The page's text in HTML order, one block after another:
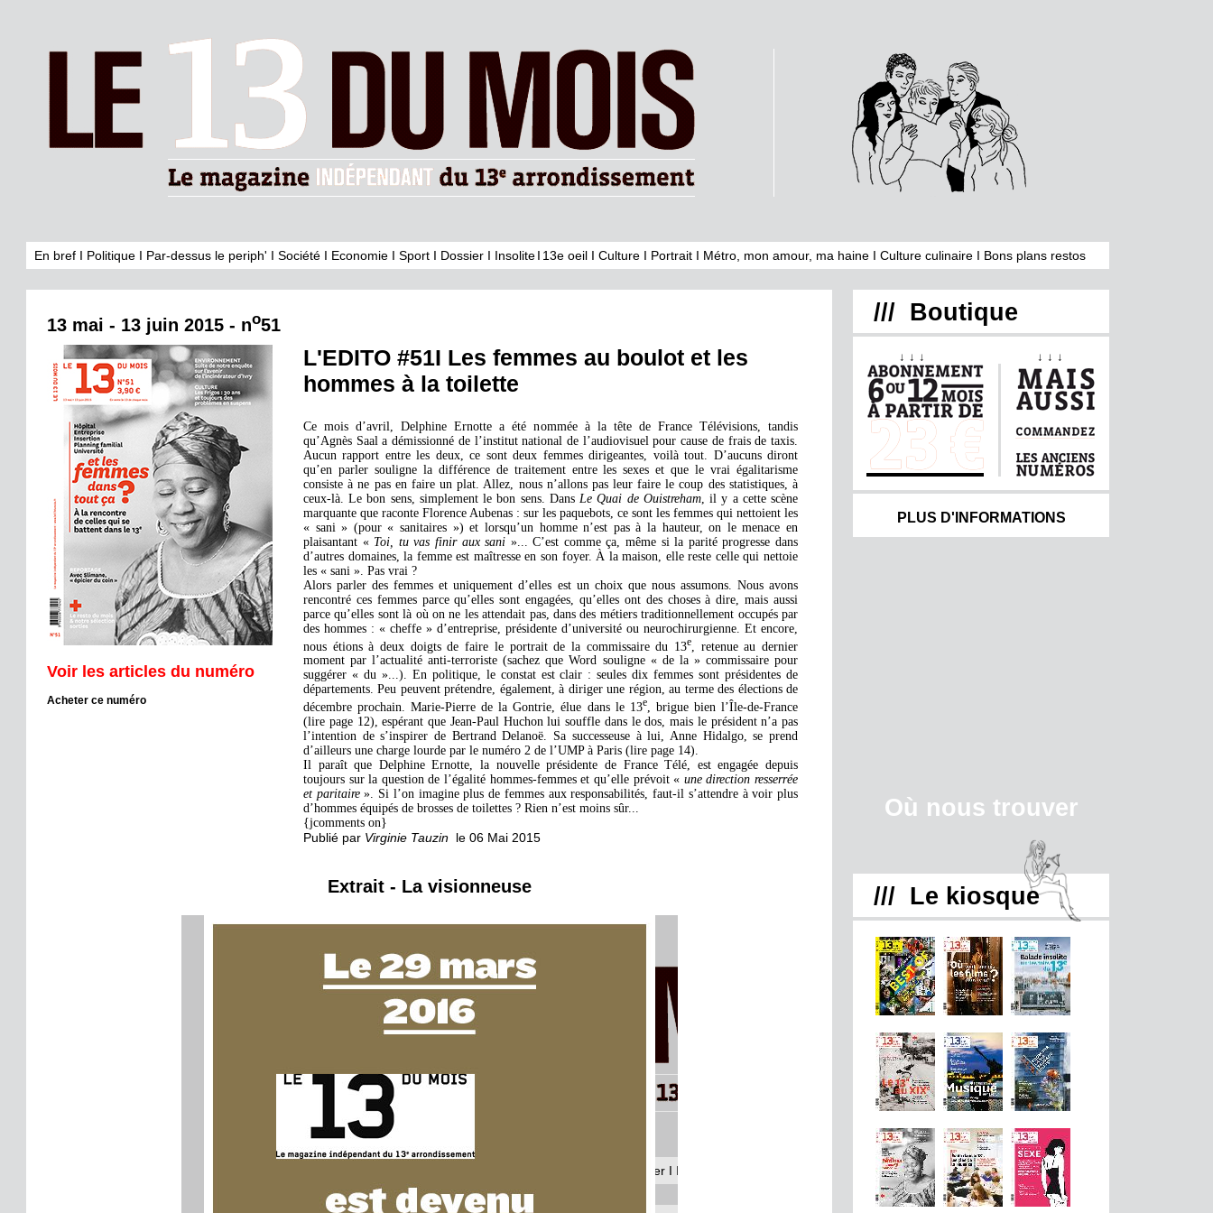
En bref I Politique I Par-dessus le periph' I Société I Economie I Sport I Dossier I InsoliteI 13e oeil I Culture I Portrait I Métro, mon amour, ma haine I Culture culinaire I Bons plans restos
13 mai - 13 juin 2015 - no51
Voir les articles du numéro
Acheter ce numéro
L'EDITO #51I Les femmes au boulot et les
hommes à la toilette
Ce mois d’avril, Delphine Ernotte a été nommée à la tête de France Télévisions, tandis
qu’Agnès Saal a démissionné de l’institut national de l’audiovisuel pour cause de frais de taxis.
Aucun rapport entre les deux, ce sont deux femmes dirigeantes, voilà tout. D’aucuns diront
qu’en parler souligne la différence de traitement entre les sexes et que le vrai égalitarisme
consiste à ne pas en faire un plat. Allez, nous n’allons pas leur faire le coup des statistiques, à
ceux-là. Le bon sens, simplement le bon sens. Dans Le Quai de Ouistreham, il y a cette scène
marquante que raconte Florence Aubenas : sur les paquebots, ce sont les femmes qui nettoient les
« sani » (pour « sanitaires ») et lorsqu’un homme n’est pas à la hauteur, on le menace en
plaisantant « Toi, tu vas finir aux sani »... C’est comme ça, même si la parité progresse dans
d’autres domaines, la femme est maîtresse en son foyer. À la maison, elle reste celle qui nettoie
les « sani ». Pas vrai ?
Alors parler des femmes et uniquement d’elles est un choix que nous assumons. Nous avons
rencontré ces femmes parce qu’elles sont engagées, qu’elles ont des choses à dire, mais aussi
parce qu’elles sont là où on ne les attendait pas, dans des métiers traditionnellement occupés par
des hommes : « cheffe » d’entreprise, présidente d’université ou neurochirurgienne. Et encore,
nous étions à deux doigts de faire le portrait de la commissaire du 13e, retenue au dernier
moment par l’actualité anti-terroriste (sachez que Word souligne « de la » commissaire pour
suggérer « du »...). En politique, le constat est clair : seules dix femmes sont présidentes de
départements. Peu peuvent prétendre, également, à diriger une région, au terme des élections de
décembre prochain. Marie-Pierre de la Gontrie, élue dans le 13e, brigue bien l’Île-de-France
(lire page 12), espérant que Jean-Paul Huchon lui souffle dans le dos, mais le président n’a pas
l’intention de s’inspirer de Bertrand Delanoë. Sa successeuse à lui, Anne Hidalgo, se prend
d’ailleurs une charge lourde par le numéro 2 de l’UMP à Paris (lire page 14).
Il paraît que Delphine Ernotte, la nouvelle présidente de France Télé, est engagée depuis
toujours sur la question de l’égalité hommes-femmes et qu’elle prévoit « une direction resserrée
et paritaire». Si l’on imagine plus de femmes aux responsabilités, faut-il s’attendre à voir plus
d’hommes équipés de brosses de toilettes ? Rien n’est moins sûr...
{jcomments on}
Publié par Virginie Tauzin le 06 Mai 2015
Extrait - La visionneuse
/// Boutique
↓ ↓ ↓ ↓ ↓ ↓
PLUS D'INFORMATIONS
Où nous trouver
/// Le kiosque